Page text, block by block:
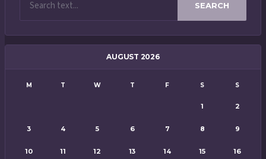
SEARCH
AUGUST 2026
M T W T F S S
1 2
3 4 5 6 7 8 9
10 11 12 13 14 15 16